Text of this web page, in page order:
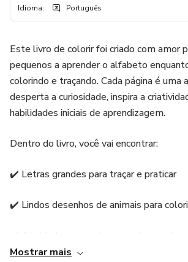
Idioma: Português
Este livro de colorir foi criado com amor
pequenos a aprender o alfabeto
colorindo e traçando. Cada página é uma
desperta a curiosidade, inspira a
habilidades iniciais de aprendizagem.
Dentro do livro, você vai encontrar:
✔️ Letras grandes para traçar e praticar
✔️ Lindos desenhos de animais para
motora fina e a coordenação olho-mão
Mostrar mais